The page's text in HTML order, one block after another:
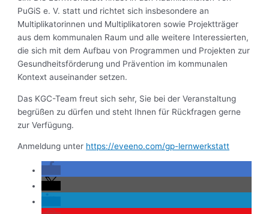
PuGiS e. V. statt und richtet sich insbesondere an
Multiplikatorinnen und Multiplikatoren sowie Projektträger
aus dem kommunalen Raum und alle weitere Interessierten,
die sich mit dem Aufbau von Programmen und Projekten zur
Gesundheitsförderung und Prävention im kommunalen
Kontext auseinander setzen.
Das KGC-Team freut sich sehr, Sie bei der Veranstaltung
begrüßen zu dürfen und steht Ihnen für Rückfragen gerne
zur Verfügung.
Anmeldung unter https://eveeno.com/gp-lernwerkstatt